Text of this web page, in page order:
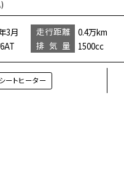
3月 走行距離 0.4万km
排気量 1500cc
シートヒーター